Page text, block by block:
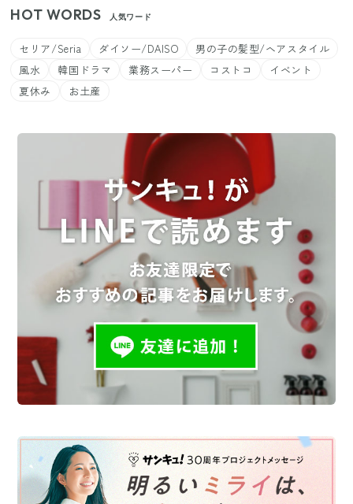
HOT WORDS 人気ワード
セリア/Seria ダイソー/DAISO
男の子の髪型/ヘアスタイル
風水
韓国ドラマ 業務スーパー コストコ
イベント
夏休み
お土産